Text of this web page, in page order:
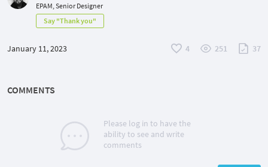
EPAM, Senior Designer
Say "Thank you"
January 11, 2023 4 251 37
COMMENTS
Please log in to have the
ability to see and write
comments